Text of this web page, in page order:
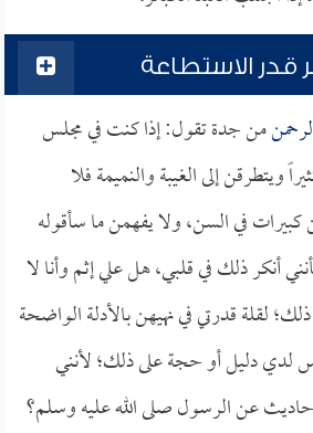
قدر الاستطاعة
من جدة تقول: إذا كنت في مجلس
ويتطرقن إلى الغيبة والنميمة فلا
كبيرات في السن، ولا يفهمن ما سأقوله
أنكر ذلك في قلبي، هل علي إثم وأنا لا
لقلة قدرتي في نهيهن بالأدلة الواضحة
لدي دليل أو حجة على ذلك؛ لأنني
عن الرسول صلى الله عليه وسلم؟